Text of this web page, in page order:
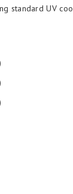
standard UV